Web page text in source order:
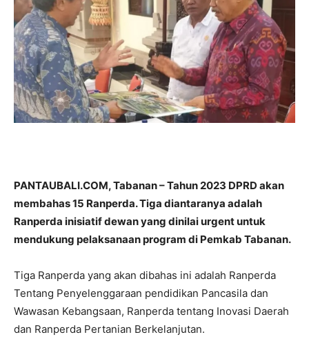
PANTAUBALI.COM, Tabanan – Tahun 2023 DPRD akan
membahas 15 Ranperda. Tiga diantaranya adalah
Ranperda inisiatif dewan yang dinilai urgent untuk
mendukung pelaksanaan program di Pemkab Tabanan.
Tiga Ranperda yang akan dibahas ini adalah Ranperda
Tentang Penyelenggaraan pendidikan Pancasila dan
Wawasan Kebangsaan, Ranperda tentang Inovasi Daerah
dan Ranperda Pertanian Berkelanjutan.